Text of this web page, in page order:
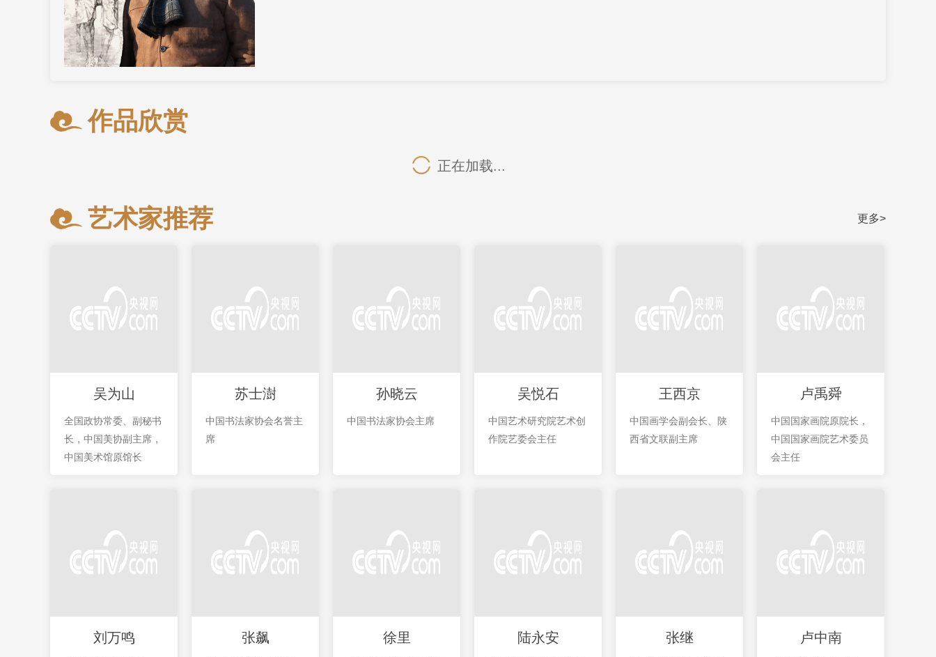
CCTV.节目官网 直播 节目单 栏目
作品欣赏
正在加载...
艺术家推荐 更多>
吴为山
全国政协常委、副秘书
长，中国美协副主席，
中国美术馆原馆长
苏士澍
中国书法家协会名誉主
席
孙晓云
中国书法家协会主席
吴悦石
中国艺术研究院艺术创
作院艺委会主任
王西京
中国画学会副会长、陕
西省文联副主席
卢禹舜
中国国家画院原院长，
中国国家画院艺术委员
会主任
刘万鸣 张飙 徐里 陆永安 张继 卢中南